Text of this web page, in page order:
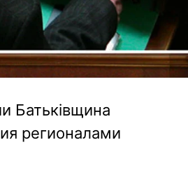
Батьківщина
регионалами